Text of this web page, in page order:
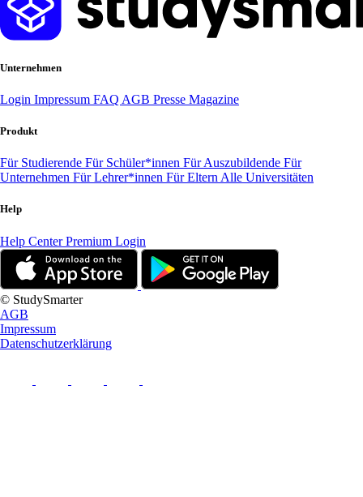
Unternehmen
Login Impressum FAQ AGB Presse Magazine
Produkt
Für Studierende Für Schüler*innen Für Auszubildende Für
Unternehmen Für Lehrer*innen Für Eltern Alle Universitäten
Help
Help CenterPremium Login
© StudySmarter
AGB
Impressum
Datenschutzerklärung